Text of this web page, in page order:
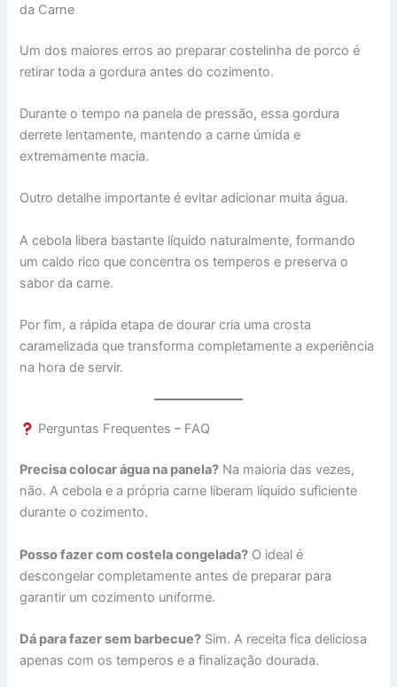
da Carne
Um dos maiores erros ao preparar costelinha de porco é
retirar toda a gordura antes do cozimento.
Durante o tempo na panela de pressão, essa gordura
derrete lentamente, mantendo a carne úmida e
extremamente macia.
Outro detalhe importante é evitar adicionar muita água.
A cebola libera bastante líquido naturalmente, formando
um caldo rico que concentra os temperos e preserva o
sabor da carne.
Por fim, a rápida etapa de dourar cria uma crosta
caramelizada que transforma completamente a experiência
na hora de servir.
Perguntas Frequentes – FAQ
Precisa colocar água na panela? Na maioria das vezes,
não. A cebola e a própria carne liberam líquido suficiente
durante o cozimento.
Posso fazer com costela congelada? O ideal é
descongelar completamente antes de preparar para
garantir um cozimento uniforme.
Dá para fazer sem barbecue? Sim. A receita fica deliciosa
apenas com os temperos e a finalização dourada.